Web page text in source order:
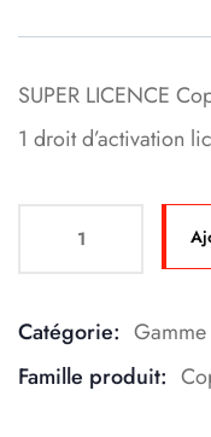
SUPER LICENCE
1 droit d’activation
Catégorie:
Famille produit: